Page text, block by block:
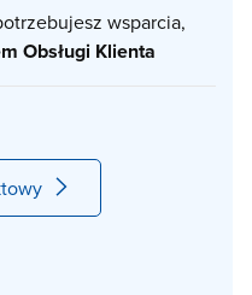
wsparcia,
Obsługi Klienta